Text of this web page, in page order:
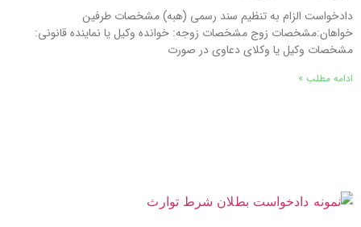
دادخواست الزام به تنظیم سند رسمی (هبه) مشخصات طرفین
خواهان:مشخصات زوج مشخصات زوجه: خوانده وکیل یا نماینده قانونی:
مشخصات وکیل یا وکلای دعاوی در صورت
ادامه مطلب »